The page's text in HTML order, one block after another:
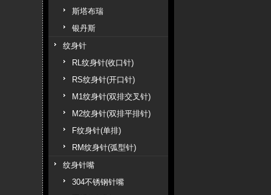
斯塔布瑞
银丹斯
纹身针
RL纹身针(收口针)
RS纹身针(开口针)
M1纹身针(双排交叉针)
M2纹身针(双排平排针)
F纹身针(单排)
RM纹身针(弧型针)
纹身针嘴
304不锈钢针嘴